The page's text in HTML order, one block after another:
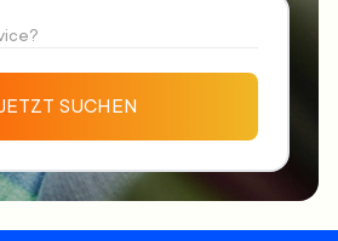
SUCHEN